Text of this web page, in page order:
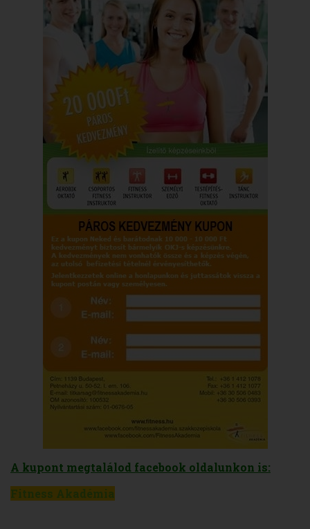
A kupont megtalálod facebook oldalunkon is:
Fitness Akadémia